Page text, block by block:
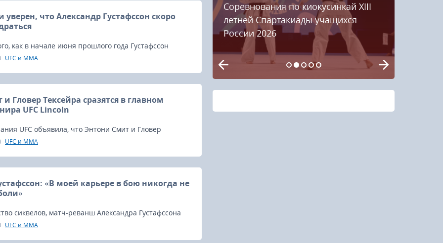
что Александр Густафссон скоро
как в начале июня прошлого года Густафссон
Смиту удушающим приёмом в четвёртом раунде
уходе из боёв.
UFC и MMA
Гловер Тексейра сразятся в главном
UFC Lincoln
UFC объявила, что Энтони Смит и Гловер
в главном событии турнира UFC Lincoln, который
UFC и MMA
«В моей карьере в бою никогда не
сиквелов, матч-реванш Александра Густафссона
не оправдал надежд на то, что станет таким же
UFC и MMA
Соревнования по киокусинкай XIII
летней Спартакиады учащихся
России 2026